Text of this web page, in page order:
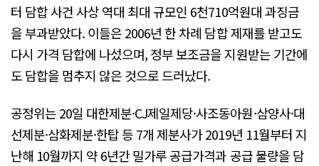
터 담합 사건 사상 역대 최대 규모인 6천710억원대 과징금
을 부과받았다. 이들은 2006년 한 차례 담합 제재를 받고도
다시 가격 담합에 나섰으며, 정부 보조금을 지원받는 기간에
도 담합을 멈추지 않은 것으로 드러났다.
공정위는 20일 대한제분·CJ제일제당·사조동아원·삼양사·대
선제분·삼화제분·한탑 등 7개 제분사가 2019년 11월부터 지
난해 10월까지 약 6년간 밀가루 공급가격과 공급 물량을 담